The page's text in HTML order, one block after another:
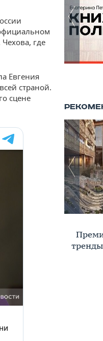
где
Евгения
страной.
сцене